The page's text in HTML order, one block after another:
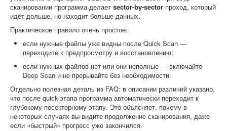
сканировании программа делает sector-by-sector проход, который
идёт дольше, но находит больше данных.
Практическое правило очень простое:
если нужные файлы уже видны после Quick Scan —
переходите к предпросмотру и восстановлению;
если нужных файлов нет или они неполные — включайте
Deep Scan и не прерывайте без необходимости.
Отдельно полезная деталь из FAQ: в описании различий указано,
что после quick-этапа программа автоматически переходит к
глубокому посекторному этапу. Это объясняет, почему в
некоторых случаях вы видите продолжение сканирования, даже
если «быстрый» прогресс уже закончился.